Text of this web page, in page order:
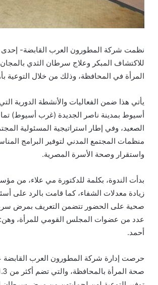
نظمت شركة المطورون العرب القابضة- إحدى
للاكتشاف المبكر وعلاج سرطان الثدي
المرأة في المحافظة، وذلك من خلال
يأتي هذا ضمن الفعاليات والأنشطة الدورية
أسيوط بمدينة ناصر الجديدة (غرب أسيوط)
الصعيد، وفي إطار استراتيجية المسئولية
منظمات المجتمع المدني لتوفير البرامج
واستقرار وصحة الأسرة المصرية.
بدأت الندوة، بكلمة للدكتورة مي علاء، من
زيادة معدلات الشفاء، كما قامت بالرد على
صحية على الحضور تتضمن التعريف بمرض
عدد من عضوات المجلس القومي للمرأة، وهن:
أحمد.
حرصت إدارة شركة المطورون العرب